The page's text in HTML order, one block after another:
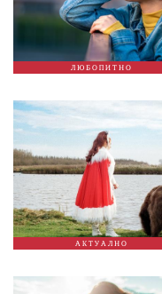
ЛЮБОПИТНО
АКТУАЛНО